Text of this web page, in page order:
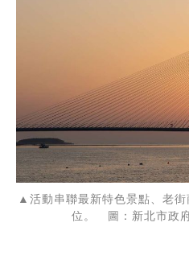
▲活動串聯最新特色景點、老
位。 圖：新北市政